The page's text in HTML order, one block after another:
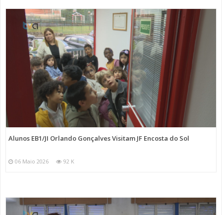
Alunos EB1/JI Orlando Gonçalves Visitam JF Encosta do Sol
06 Maio 2026 92 K